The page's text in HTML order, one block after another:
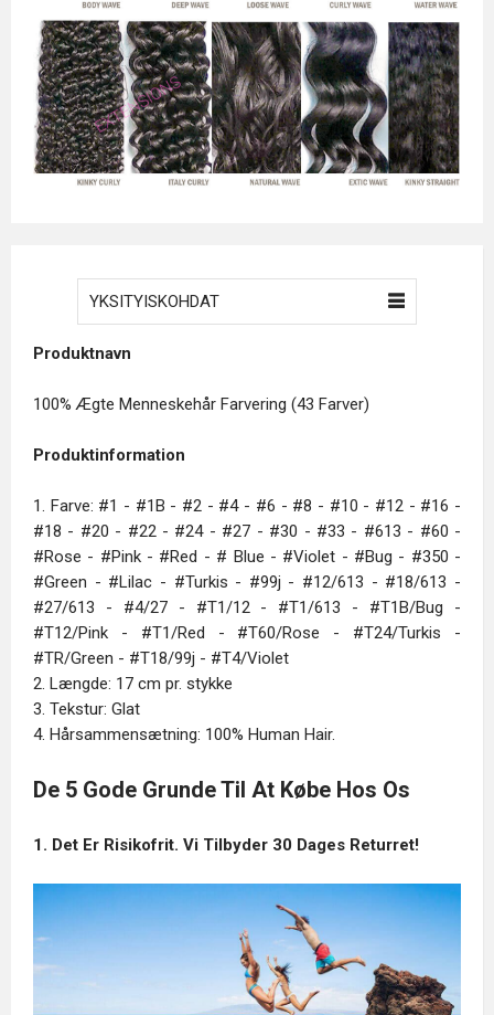
YKSITYISKOHDAT
Produktnavn
100% Ægte Menneskehår Farvering (43 Farver)
Produktinformation
1. Farve: #1 - #1B - #2 - #4 - #6 - #8 - #10 - #12 - #16 -
#18 - #20 - #22 - #24 - #27 - #30 - #33 - #613 - #60 -
#Rose - #Pink - #Red - # Blue - #Violet - #Bug - #350 -
#Green - #Lilac - #Turkis - #99j - #12/613 - #18/613 -
#27/613 - #4/27 - #T1/12 - #T1/613 - #T1B/Bug -
#T12/Pink - #T1/Red - #T60/Rose - #T24/Turkis -
#TR/Green - #T18/99j - #T4/Violet
2. Længde: 17 cm pr. stykke
3. Tekstur: Glat
4. Hårsammensætning: 100% Human Hair.
De 5 Gode Grunde Til At Købe Hos Os
1. Det Er Risikofrit. Vi Tilbyder 30 Dages Returret!